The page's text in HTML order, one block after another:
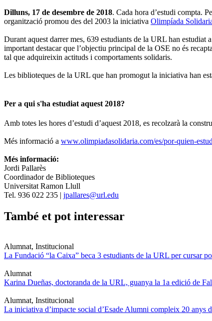
Dilluns, 17 de desembre de 2018. Cada hora d’estudi compta.
organització promou des del 2003 la iniciativa Olimpíada
Durant aquest darrer mes, 639 estudiants de la URL han estudiat
important destacar que l’objectiu principal de la OSE no és
tal que adquireixin actituds i comportaments solidaris.
Les biblioteques de la URL que han promogut la iniciativa han
Per a qui s'ha estudiat aquest 2018?
Amb totes les hores d’estudi d’aquest 2018, es recolzarà la
Més informació a www.olimpiadasolidaria.com/es/por-quien-
Més informació:
Jordi Pallarès
Coordinador de Biblioteques
Universitat Ramon Llull
Tel. 936 022 235 | jpallares@url.edu
També et pot interessar
Alumnat, Institucional
La Fundació “la Caixa” beca 3 estudiants de la URL per cursar
Alumnat
Karina Dueñas, doctoranda de la URL, guanya la 1a edició de
Alumnat, Institucional
La iniciativa d’impacte social d’Esade Alumni compleix 20 anys